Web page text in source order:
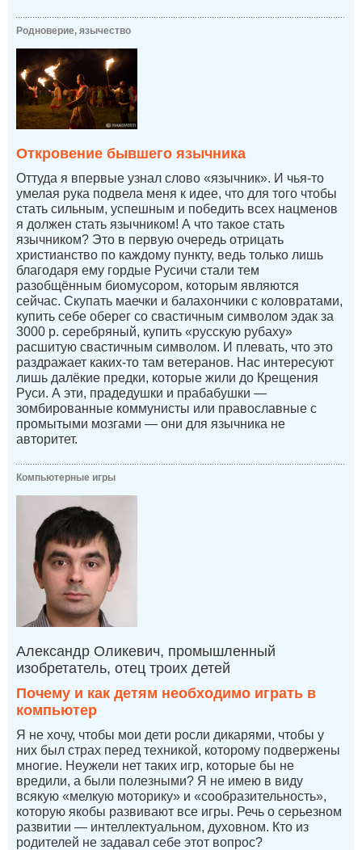
Родноверие, язычество
Откровение бывшего язычника
Оттуда я впервые узнал слово «язычник». И чья-то
умелая рука подвела меня к идее, что для того чтобы
стать сильным, успешным и победить всех нацменов
я должен стать язычником! А что такое стать
язычником? Это в первую очередь отрицать
христианство по каждому пункту, ведь только лишь
благодаря ему гордые Русичи стали тем
разобщённым биомусором, которым являются
сейчас. Скупать маечки и балахончики с коловратами,
купить себе оберег со свастичным символом эдак за
3000 р. серебряный, купить «русскую рубаху»
расшитую свастичным символом. И плевать, что это
раздражает каких-то там ветеранов. Нас интересуют
лишь далёкие предки, которые жили до Крещения
Руси. А эти, прадедушки и прабабушки —
зомбированные коммунисты или православные с
промытыми мозгами — они для язычника не
авторитет.
Компьютерные игры
Александр Оликевич, промышленный
изобретатель, отец троих детей
Почему и как детям необходимо играть в
компьютер
Я не хочу, чтобы мои дети росли дикарями, чтобы у
них был страх перед техникой, которому подвержены
многие. Неужели нет таких игр, которые бы не
вредили, а были полезными? Я не имею в виду
всякую «мелкую моторику» и «сообразительность»,
которую якобы развивают все игры. Речь о серьезном
развитии — интеллектуальном, духовном. Кто из
родителей не задавал себе этот вопрос?